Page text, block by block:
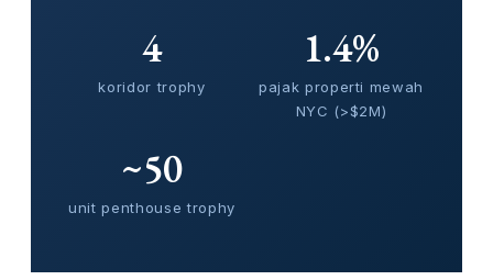
4
koridor trophy
1.4%
pajak properti mewah
NYC (>$2M)
~50
unit penthouse trophy